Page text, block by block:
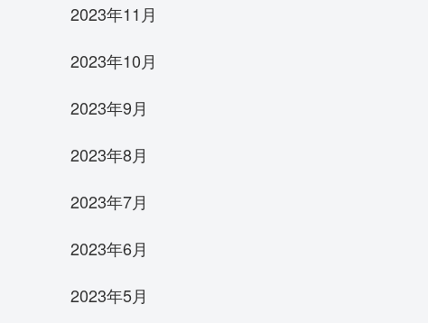
2023年11月
2023年10月
2023年9月
2023年8月
2023年7月
2023年6月
2023年5月